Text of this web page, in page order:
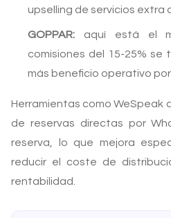
upselling de servicios extra
GOPPAR: aquí está el
comisiones del 15-25%
más beneficio operativo
Herramientas como
de reservas directas por
reserva, lo que mejora
reducir el coste de
rentabilidad.